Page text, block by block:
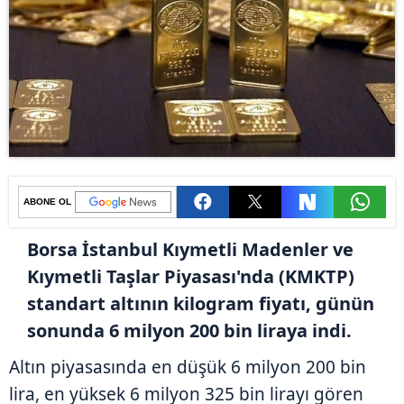
ABONE OL
Borsa İstanbul Kıymetli Madenler ve
Kıymetli Taşlar Piyasası'nda (KMKTP)
standart altının kilogram fiyatı, günün
sonunda 6 milyon 200 bin liraya indi.
Altın piyasasında en düşük 6 milyon 200 bin
lira, en yüksek 6 milyon 325 bin lirayı gören